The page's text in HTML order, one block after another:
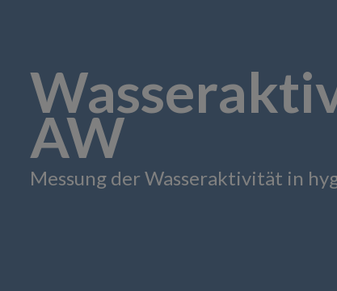
AW
Messung der Wasseraktivität in